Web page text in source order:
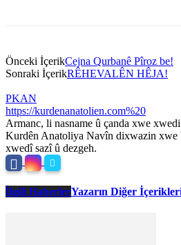
Önceki İçerikCejna Qurbanê Pîroz be!
Sonraki İçerikRÊHEVALÊN HÊJA!
PKAN
https://kurdenanatolien.com%20
Armanc, li nasname û çanda xwe
Kurdên Anatoliya Navîn dixwazin
xwedî sazî û dezgeh.
İlgili HaberlerYazarın Diğer